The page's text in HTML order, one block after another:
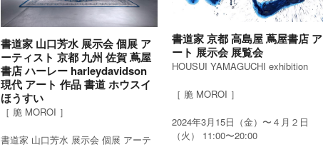
書道家 山口芳水 展示会 個展 ア
ーティスト 京都 九州 佐賀 蔦屋
書店 ハーレー harleydavidson
現代 アート 作品 書道 ホウスイ
ほうすい
［ 脆 MOROI ］
書道家 山口芳水 展示会 個展 アーテ
書道家 京都 高島屋 蔦屋書店 ア
ート 展示会 展覧会
HOUSUI YAMAGUCHI exhibition
［ 脆 MOROI ］
2024年3月15日（金）〜４月２日
（火） 11:00〜20:00